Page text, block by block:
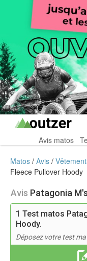
Avis matos
Matos Avis
Fleece Pullover Hoody
Avis Patagonia
1 Test matos
Hoody.
Déposez votre test